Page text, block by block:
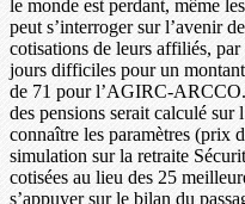
le monde est perdant, même
peut s’interroger sur l’avenir
cotisations de leurs affiliés,
jours difficiles pour un
de 71 pour l’AGIRC-
des pensions serait calculé sur
connaître les paramètres
simulation sur la retraite
cotisées au lieu des 25
s’appuyer sur le bilan du